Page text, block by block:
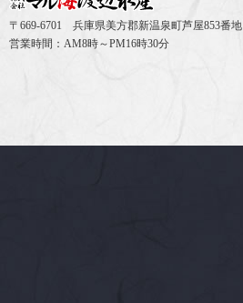
〒669-6701 兵庫県美方郡新温泉町芦屋853番地
営業時間：AM8時～PM16時30分